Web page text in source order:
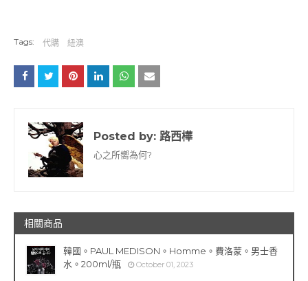
Tags: 代購 紐澳
Posted by: 路西樺
心之所嚮為何?
相關商品
韓國。PAUL MEDISON。Homme。費洛蒙。男士香
水。200ml/瓶
October 01, 2023